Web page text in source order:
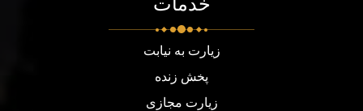
زیارت به نیابت
پخش زنده
زیارت مجازی